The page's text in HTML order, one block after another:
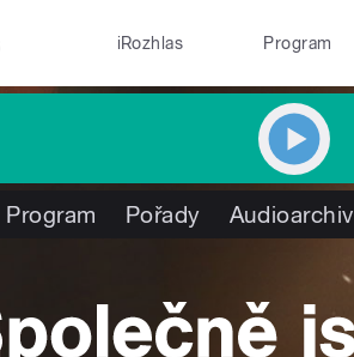
iRozhlas Program
Program Pořady Audioarchiv